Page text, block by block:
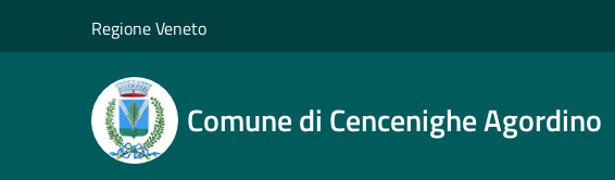
Regione Veneto
Comune di Cencenighe Agordino